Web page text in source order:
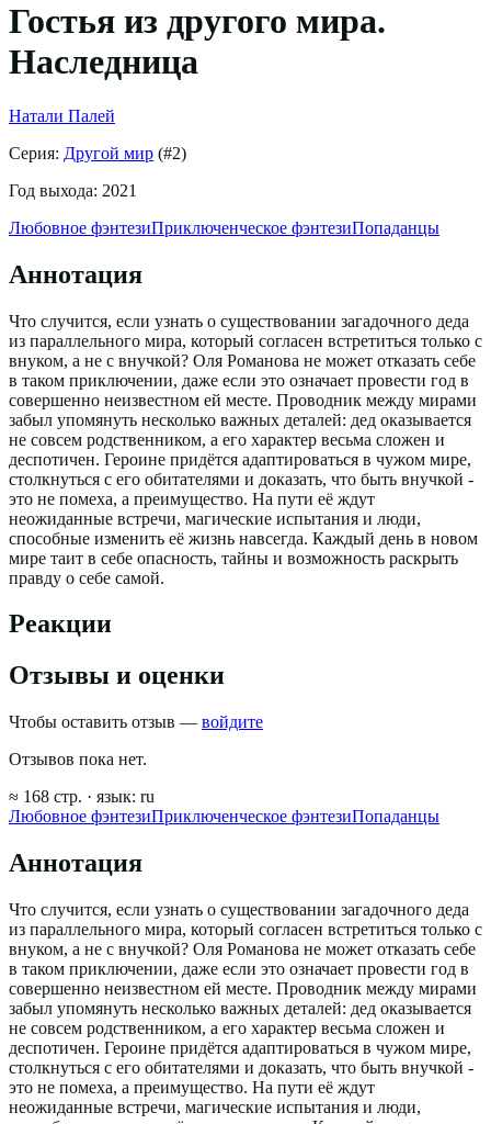
Гостья из другого мира.
Наследница
Натали Палей
Серия: Другой мир (#2)
Год выхода: 2021
Любовное фэнтезиПриключенческое фэнтезиПопаданцы
Аннотация
Что случится, если узнать о существовании загадочного деда
из параллельного мира, который согласен встретиться только с
внуком, а не с внучкой? Оля Романова не может отказать себе
в таком приключении, даже если это означает провести год в
совершенно неизвестном ей месте. Проводник между мирами
забыл упомянуть несколько важных деталей: дед оказывается
не совсем родственником, а его характер весьма сложен и
деспотичен. Героине придётся адаптироваться в чужом мире,
столкнуться с его обитателями и доказать, что быть внучкой -
это не помеха, а преимущество. На пути её ждут
неожиданные встречи, магические испытания и люди,
способные изменить её жизнь навсегда. Каждый день в новом
мире таит в себе опасность, тайны и возможность раскрыть
правду о себе самой.
Реакции
Отзывы и оценки
Чтобы оставить отзыв — войдите
Отзывов пока нет.
≈ 168 стр. · язык: ru
Любовное фэнтезиПриключенческое фэнтезиПопаданцы
Аннотация
Что случится, если узнать о существовании загадочного деда
из параллельного мира, который согласен встретиться только с
внуком, а не с внучкой? Оля Романова не может отказать себе
в таком приключении, даже если это означает провести год в
совершенно неизвестном ей месте. Проводник между мирами
забыл упомянуть несколько важных деталей: дед оказывается
не совсем родственником, а его характер весьма сложен и
деспотичен. Героине придётся адаптироваться в чужом мире,
столкнуться с его обитателями и доказать, что быть внучкой -
это не помеха, а преимущество. На пути её ждут
неожиданные встречи, магические испытания и люди,